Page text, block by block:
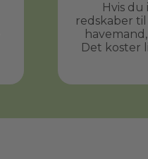
Hvis
redskaber
Det koster